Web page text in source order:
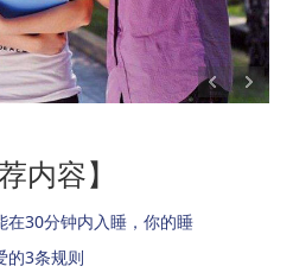
内容】
在30分钟内入睡，你的睡
的3条规则